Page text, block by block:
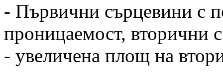
- Първични сърцевини с
проницаемост, вторични
- увеличена площ на